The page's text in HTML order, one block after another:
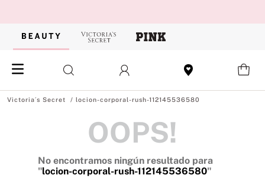
locion-corporal-rush-112145536580
OOPS!
No encontramos ningún resultado para
"locion-corporal-rush-112145536580"